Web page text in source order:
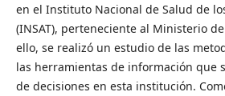
en el Instituto Nacional de Salud de
(INSAT), perteneciente al Ministerio
ello, se realizó un estudio de las
las herramientas de información que
de decisiones en esta institución.